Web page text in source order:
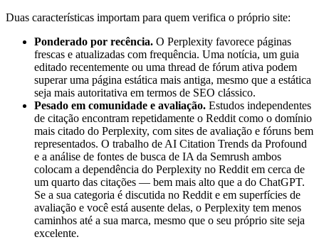
Duas características importam para quem verifica o próprio site:
Ponderado por recência. O Perplexity favorece páginas
frescas e atualizadas com frequência. Uma notícia, um guia
editado recentemente ou uma thread de fórum ativa podem
superar uma página estática mais antiga, mesmo que a estática
seja mais autoritativa em termos de SEO clássico.
Pesado em comunidade e avaliação. Estudos independentes
de citação encontram repetidamente o Reddit como o domínio
mais citado do Perplexity, com sites de avaliação e fóruns bem
representados. O trabalho de AI Citation Trends da Profound
e a análise de fontes de busca de IA da Semrush ambos
colocam a dependência do Perplexity no Reddit em cerca de
um quarto das citações — bem mais alto que a do ChatGPT.
Se a sua categoria é discutida no Reddit e em superfícies de
avaliação e você está ausente delas, o Perplexity tem menos
caminhos até a sua marca, mesmo que o seu próprio site seja
excelente.